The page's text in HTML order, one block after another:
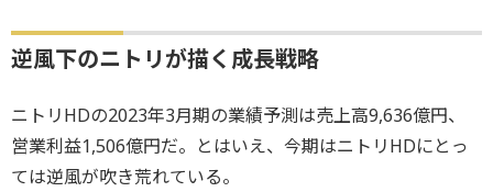
逆風下のニトリが描く成長戦略
ニトリHDの2023年3月期の業績予測は売上高9,636億円、
営業利益1,506億円だ。とはいえ、今期はニトリHDにとっ
ては逆風が吹き荒れている。